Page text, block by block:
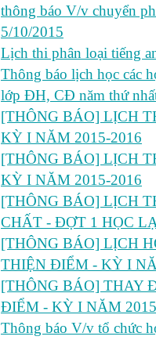
thông báo V/v chuyển
5/10/2015
Lịch thi phân loại tiếng
Thông báo lịch học các
lớp ĐH, CĐ năm thứ
[THÔNG BÁO] LỊCH
KỲ I NĂM 2015-2016
[THÔNG BÁO] LỊCH
KỲ I NĂM 2015-2016
[THÔNG BÁO] LỊCH
CHẤT - ĐỢT 1 HỌC
[THÔNG BÁO] LỊCH
THIỆN ĐIỂM - KỲ I
[THÔNG BÁO] THAY
ĐIỂM - KỲ I NĂM
Thông báo V/v tổ chức